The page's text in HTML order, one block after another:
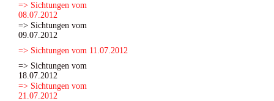
=> Sichtungen vom
08.07.2012
=> Sichtungen vom
09.07.2012
=> Sichtungen vom 11.07.2012
=> Sichtungen vom
18.07.2012
=> Sichtungen vom
21.07.2012